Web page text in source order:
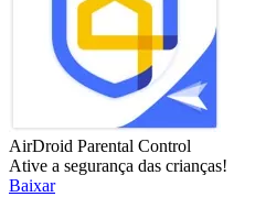
AirDroid Parental Control
Ative a segurança das crianças!
Baixar